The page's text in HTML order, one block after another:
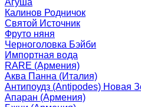
Агуша
Калинов Родничок
Святой Источник
Фруто няня
Черноголовка Бэйби
Импортная вода
RARE (Армения)
Аква Панна (Италия)
Антипоудз (Antipodes) Новая
Апаран (Армения)